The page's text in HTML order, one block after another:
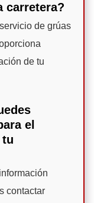
carretera?
de grúas
de tu
el
tu
contactar